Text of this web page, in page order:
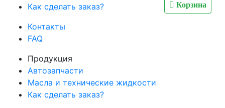
Как сделать заказ?
Контакты
FAQ
Продукция
Автозапчасти
Масла и технические жидкости
Как сделать заказ?
Корзина